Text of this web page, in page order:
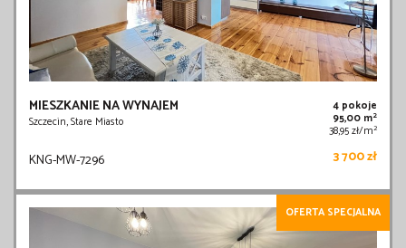
MIESZKANIE NA WYNAJEM
Szczecin, Stare Miasto
4 pokoje
95,00 m2
38,95 zł/m2
KNG-MW-7296 3 700 zł
OFERTA SPECJALNA